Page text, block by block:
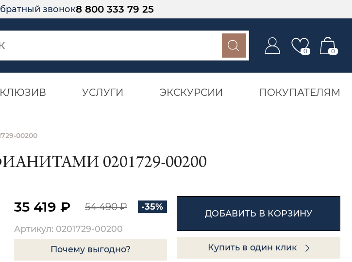
звонок8 800 333 79 25
0 0
УСЛУГИ ЭКСКУРСИИ ПОКУПАТЕЛЯМ
00200
0201729-00200
35 419 ₽ 54 490 ₽ -35%
Артикул: 0201729-00200
Почему выгодно?
ДОБАВИТЬ В КОРЗИНУ
Купить в один клик